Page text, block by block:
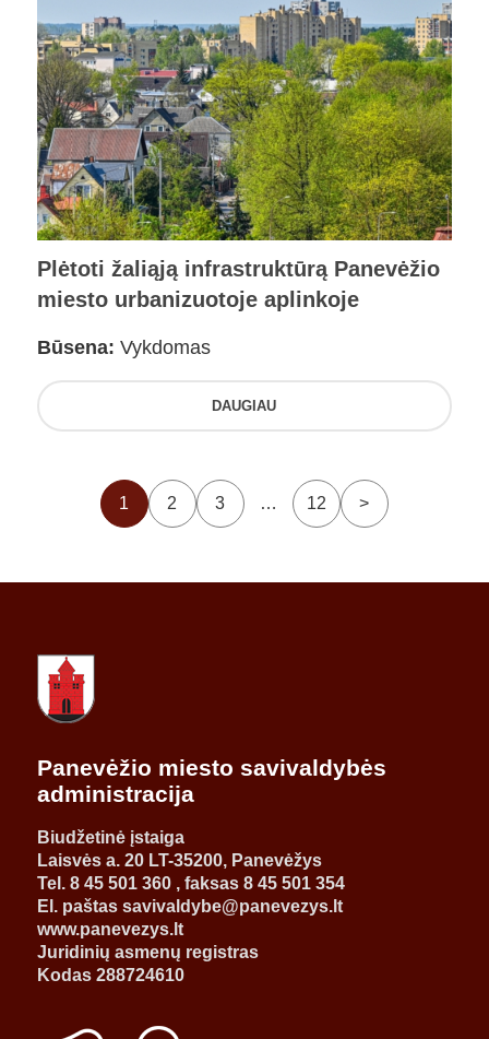
Plėtoti žaliąją infrastruktūrą Panevėžio
miesto urbanizuotoje aplinkoje
Būsena: Vykdomas
DAUGIAU
1 2 3 … 12 >
Panevėžio miesto savivaldybės
administracija
Biudžetinė įstaiga
Laisvės a. 20 LT-35200, Panevėžys
Tel. 8 45 501 360 , faksas 8 45 501 354
El. paštas savivaldybe@panevezys.lt
www.panevezys.lt
Juridinių asmenų registras
Kodas 288724610